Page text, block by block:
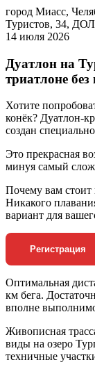
город Миасс,
Туристов, 34,
14 июля 2026
Дуатлон на
триатлоне
Хотите
конёк? Дуатлон-
создан
Это прекрасная
минуя самый
Почему вам стоит
Никакого
вариант для
Регистрация
Оптимальная
км бега.
вполне
Живописная
виды на озеро
техничные